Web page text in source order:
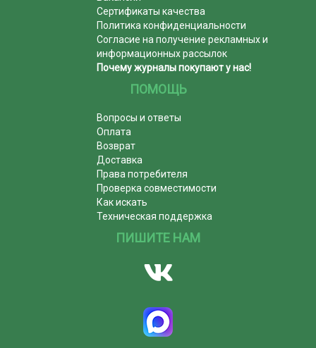
Сертификаты качества
Политика конфиденциальности
Согласие на получение рекламных и
информационных рассылок
Почему журналы покупают у нас!
ПОМОЩЬ
Вопросы и ответы
Оплата
Возврат
Доставка
Права потребителя
Проверка совместимости
Как искать
Техническая поддержка
ПИШИТЕ НАМ